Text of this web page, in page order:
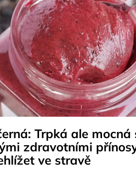
Trpká ale
zdravotními
ve stravě